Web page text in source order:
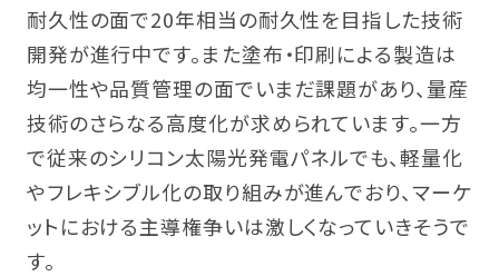
耐久性の面で20年相当の耐久性を目指した技術
開発が進行中です。また塗布・印刷による製造は
均一性や品質管理の面でいまだ課題があり、量産
技術のさらなる高度化が求められています。一方
で従来のシリコン太陽光発電パネルでも、軽量化
やフレキシブル化の取り組みが進んでおり、マーケ
ットにおける主導権争いは激しくなっていきそうで
す。